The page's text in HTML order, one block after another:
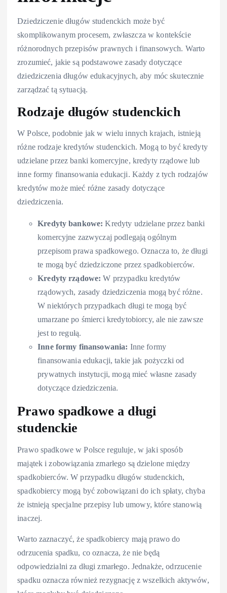
Dziedziczenie długów studenckich może być
skomplikowanym procesem, zwłaszcza w kontekście
różnorodnych przepisów prawnych i finansowych. Warto
zrozumieć, jakie są podstawowe zasady dotyczące
dziedziczenia długów edukacyjnych, aby móc skutecznie
zarządzać tą sytuacją.
Rodzaje długów studenckich
W Polsce, podobnie jak w wielu innych krajach, istnieją
różne rodzaje kredytów studenckich. Mogą to być kredyty
udzielane przez banki komercyjne, kredyty rządowe lub
inne formy finansowania edukacji. Każdy z tych rodzajów
kredytów może mieć różne zasady dotyczące
dziedziczenia.
Kredyty bankowe: Kredyty udzielane przez banki
komercyjne zazwyczaj podlegają ogólnym
przepisom prawa spadkowego. Oznacza to, że długi
te mogą być dziedziczone przez spadkobierców.
Kredyty rządowe: W przypadku kredytów
rządowych, zasady dziedziczenia mogą być różne.
W niektórych przypadkach długi te mogą być
umarzane po śmierci kredytobiorcy, ale nie zawsze
jest to regułą.
Inne formy finansowania: Inne formy
finansowania edukacji, takie jak pożyczki od
prywatnych instytucji, mogą mieć własne zasady
dotyczące dziedziczenia.
Prawo spadkowe a długi
studenckie
Prawo spadkowe w Polsce reguluje, w jaki sposób
majątek i zobowiązania zmarłego są dzielone między
spadkobierców. W przypadku długów studenckich,
spadkobiercy mogą być zobowiązani do ich spłaty, chyba
że istnieją specjalne przepisy lub umowy, które stanowią
inaczej.
Warto zaznaczyć, że spadkobiercy mają prawo do
odrzucenia spadku, co oznacza, że nie będą
odpowiedzialni za długi zmarłego. Jednakże, odrzucenie
spadku oznacza również rezygnację z wszelkich aktywów,